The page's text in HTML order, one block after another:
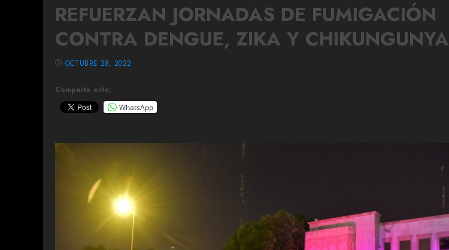
REFUERZAN JORNADAS DE FUMIGACIÓN
CONTRA DENGUE, ZIKA Y CHIKUNGUNYA
Comparte esto:
WhatsApp
OCTUBRE 28, 2022